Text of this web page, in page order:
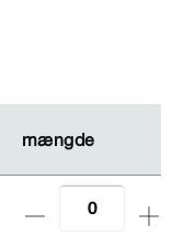
mængde
mængde